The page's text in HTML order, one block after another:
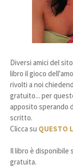
Diversi amici del
libro il gioco
rivolti a noi
gratuito... per
apposito sperando
scritto.
Clicca su QUESTO
Il libro è disponibile
gratuita.